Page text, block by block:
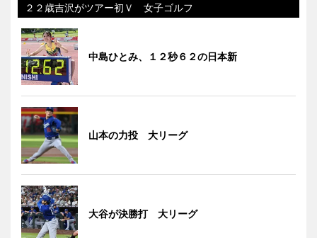
２２歳吉沢がツアー初Ｖ 女子ゴルフ
中島ひとみ、１２秒６２の日本新
山本の力投 大リーグ
大谷が決勝打 大リーグ